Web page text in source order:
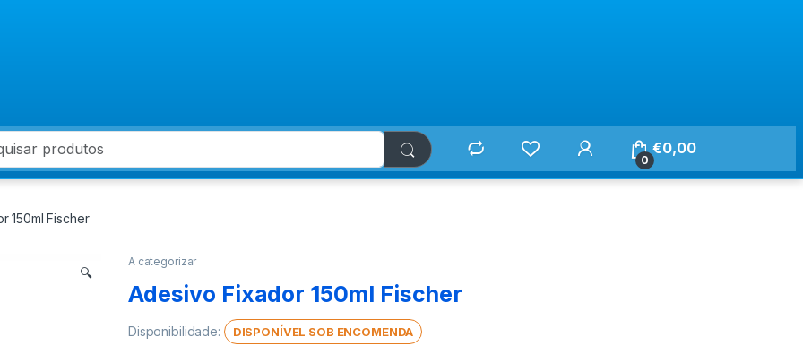
for:
0
€0,00
150ml Fischer
🔍
A categorizar
Adesivo Fixador 150ml Fischer
Disponibilidade: DISPONÍVEL SOB ENCOMENDA